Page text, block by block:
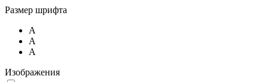
Размер шрифта
А
А
А
Изображения